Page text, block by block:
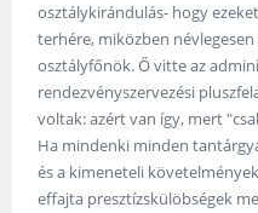
osztálykirándulás- hogy
terhére, miközben
osztályfőnök. Ő vitte az
rendezvényszervezési
voltak: azért van így, mert
Ha mindenki minden
és a kimeneteli
effajta presztízskülöbségek